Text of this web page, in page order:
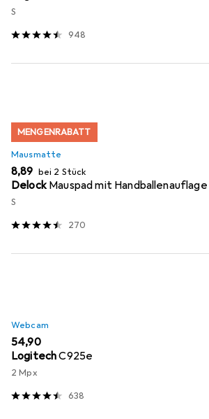
S
948
MENGENRABATT
Mausmatte
EUR
8,89 bei 2 Stück
Delock Mauspad mit
S
270
Webcam
EUR
54,90
LogitechC925e
2 Mpx
638